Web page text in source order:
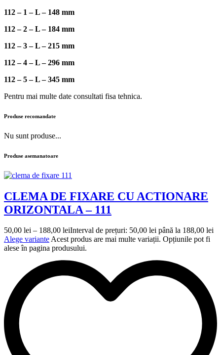
112 – 1 – L – 148 mm
112 – 2 – L – 184 mm
112 – 3 – L – 215 mm
112 – 4 – L – 296 mm
112 – 5 – L – 345 mm
Pentru mai multe date consultati fisa tehnica.
Produse recomandate
Nu sunt produse...
Produse asemanatoare
CLEMA DE FIXARE CU ACTIONARE
ORIZONTALA – 111
50,00 lei – 188,00 leiInterval de prețuri: 50,00 lei până la 188,00 lei
Alege varianteAcest produs are mai multe variații. Opțiunile pot fi
alese în pagina produsului.